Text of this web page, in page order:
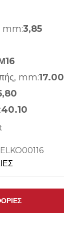
mm:3,85
mm:17.00
40.10
ELKO00116